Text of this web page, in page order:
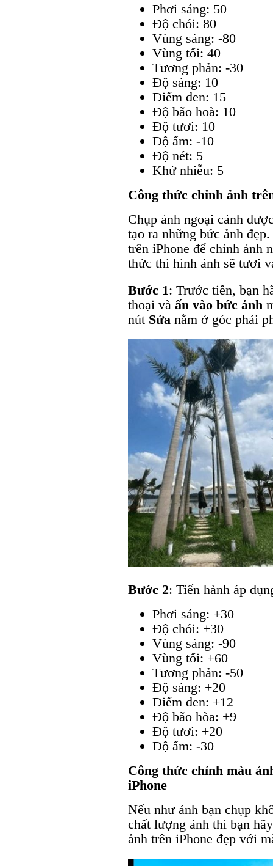
Phơi sáng: 50
Độ chói: 80
Vùng sáng: -80
Vùng tối: 40
Tương phản: -30
Độ sáng: 10
Điểm đen: 15
Độ bão hoà: 10
Độ tươi: 10
Độ ấm: -10
Độ nét: 5
Khử nhiễu: 5
Công thức chỉnh ảnh
Chụp ảnh ngoại cảnh
tạo ra những bức ảnh
trên iPhone để chỉnh ảnh
thức thì hình ảnh sẽ tươi
Bước 1: Trước tiên, bạn
thoại và ấn vào bức ảnh
nút Sửa nằm ở góc phải
Bước 2: Tiến hành áp
Phơi sáng: +30
Độ chói: +30
Vùng sáng: -90
Vùng tối: +60
Tương phản: -50
Độ sáng: +20
Điểm đen: +12
Độ bão hòa: +9
Độ tươi: +20
Độ ấm: -30
Công thức chỉnh màu
iPhone
Nếu như ảnh bạn chụp
chất lượng ảnh thì bạn
ảnh trên iPhone đẹp với